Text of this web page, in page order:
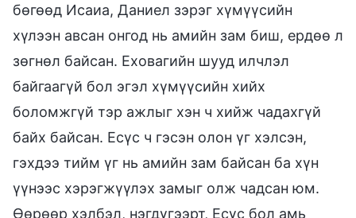
бөгөөд Исаиа, Даниел зэрэг хүмүүсийн
хүлээн авсан онгод нь амийн зам биш, ердөө л
зөгнөл байсан. Еховагийн шууд илчлэл
байгаагүй бол эгэл хүмүүсийн хийх
боломжгүй тэр ажлыг хэн ч хийж чадахгүй
байх байсан. Есүс ч гэсэн олон үг хэлсэн,
гэхдээ тийм үг нь амийн зам байсан ба хүн
үүнээс хэрэгжүүлэх замыг олж чадсан юм.
Өөрөөр хэлбэл, нэгдүгээрт, Есүс бол амь